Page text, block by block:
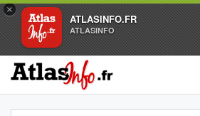
×
ATLASINFO.FR
ATLASINFO